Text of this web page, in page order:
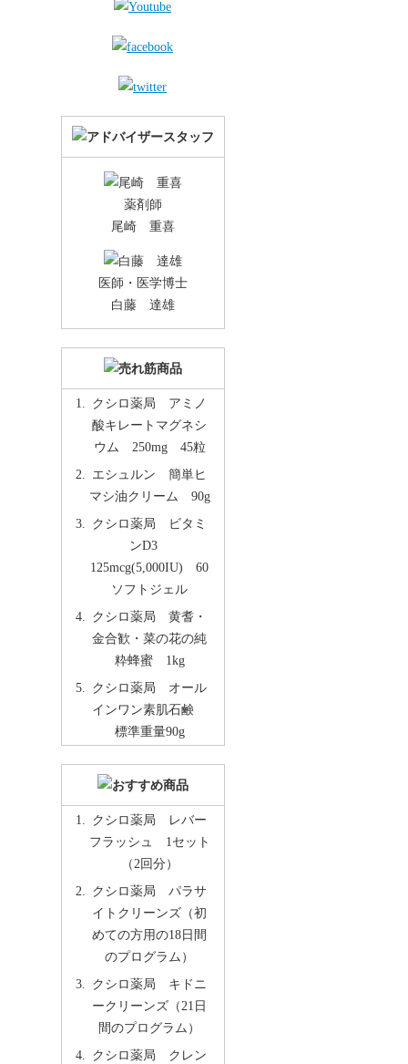
薬剤師
尾崎 重喜
医師・医学博士
白藤 達雄
クシロ薬局 アミノ
酸キレートマグネシ
ウム 250mg 45粒
エシュルン 簡単ヒ
マシ油クリーム 90g
クシロ薬局 ビタミ
ンD3
125mcg(5,000IU) 60
ソフトジェル
クシロ薬局 黄耆・
金合歓・菜の花の純
粋蜂蜜 1kg
クシロ薬局 オール
インワン素肌石鹸
標準重量90g
クシロ薬局 レバー
フラッシュ 1セット
（2回分）
クシロ薬局 パラサ
イトクリーンズ（初
めての方用の18日間
のプログラム）
クシロ薬局 キドニ
ークリーンズ（21日
間のプログラム）
クシロ薬局 クレン